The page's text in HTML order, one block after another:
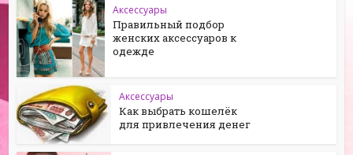
Аксессуары
Правильный подбор
женских аксессуаров к
одежде
Аксессуары
Как выбрать кошелёк
для привлечения денег